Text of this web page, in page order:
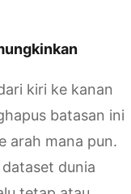
kiri ke kanan
batasan ini
arah mana pun.
dunia